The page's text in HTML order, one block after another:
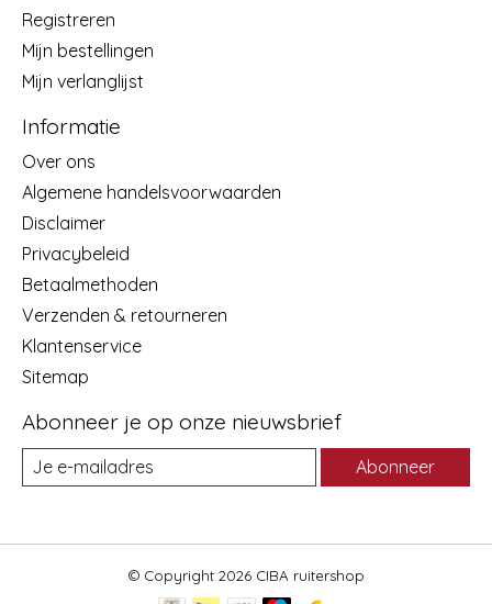
Registreren
Mijn bestellingen
Mijn verlanglijst
Informatie
Over ons
Algemene handelsvoorwaarden
Disclaimer
Privacybeleid
Betaalmethoden
Verzenden & retourneren
Klantenservice
Sitemap
Abonneer je op onze nieuwsbrief
Abonneer
© Copyright 2026 CIBA ruitershop